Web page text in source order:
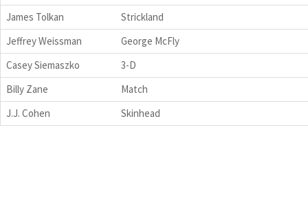
James Tolkan
Strickland
Jeffrey Weissman
George McFly
Casey Siemaszko
3-D
Billy Zane
Match
J.J. Cohen
Skinhead